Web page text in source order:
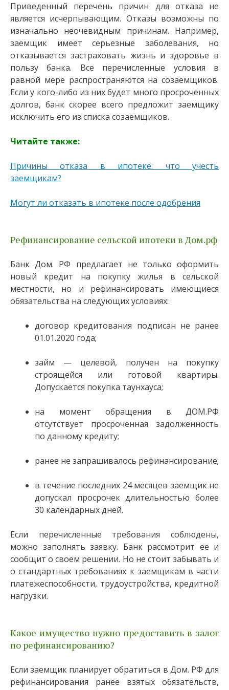
Приведенный перечень причин для отказа не
является исчерпывающим. Отказы возможны по
изначально неочевидным причинам. Например,
заемщик имеет серьезные заболевания, но
отказывается застраховать жизнь и здоровье в
пользу банка. Все перечисленные условия в
равной мере распространяются на созаемщиков.
Если у кого-либо из них будет много просроченных
долгов, банк скорее всего предложит заемщику
исключить его из списка созаемщиков.
Читайте также:
Причины отказа в ипотеке: что учесть
заемщикам?
Могут ли отказать в ипотеке после одобрения
Рефинансирование сельской ипотеки в Дом.рф
Банк Дом. РФ предлагает не только оформить
новый кредит на покупку жилья в сельской
местности, но и рефинансировать имеющиеся
обязательства на следующих условиях:
договор кредитования подписан не ранее
01.01.2020 года;
займ — целевой, получен на покупку
строящейся или готовой квартиры.
Допускается покупка таунхауса;
на момент обращения в ДОМ.РФ
отсутствует просроченная задолженность
по данному кредиту;
ранее не запрашивалось рефинансирование;
в течение последних 24 месяцев заемщик не
допускал просрочек длительностью более
30 календарных дней.
Если перечисленные требования соблюдены,
можно заполнять заявку. Банк рассмотрит ее и
сообщит о своем решении. Но не стоит забывать и
о стандартных требованиях к заемщикам в части
платежеспособности, трудоустройства, кредитной
нагрузки.
Какое имущество нужно предоставить в залог
по рефинансированию?
Если заемщик планирует обратиться в Дом. РФ для
рефинансирования ранее взятых обязательств,